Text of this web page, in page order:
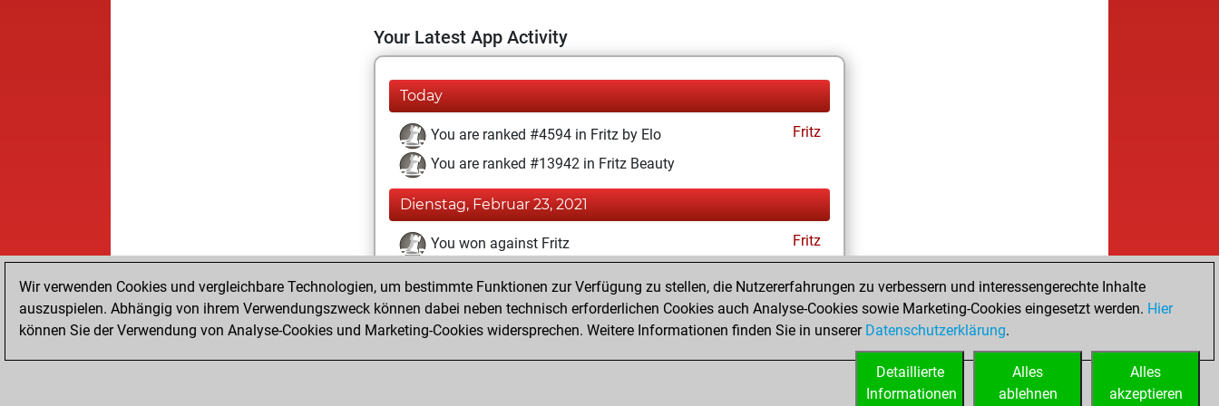
Your Latest App Activity
Today
You are ranked #4594 in Fritz by Elo
Fritz
You are ranked #13942 in Fritz Beauty
Dienstag, Februar 23, 2021
You won against Fritz
Fritz
You achieved a new Elo of 1622
You created your Fritz account
Wir verwenden Cookies und vergleichbare Technologien, um bestimmte Funktionen zur Verfügung zu stellen, die Nutzererfahrungen zu verbessern und interessengerechte Inhalte
auszuspielen. Abhängig von ihrem Verwendungszweck können dabei neben technisch erforderlichen Cookies auch Analyse-Cookies sowie Marketing-Cookies eingesetzt werden. Hier
können Sie der Verwendung von Analyse-Cookies und Marketing-Cookies widersprechen. Weitere Informationen finden Sie in unserer Datenschutzerklärung.
Alles
akzeptieren
Alles
ablehnen
Detaillierte
Informationen